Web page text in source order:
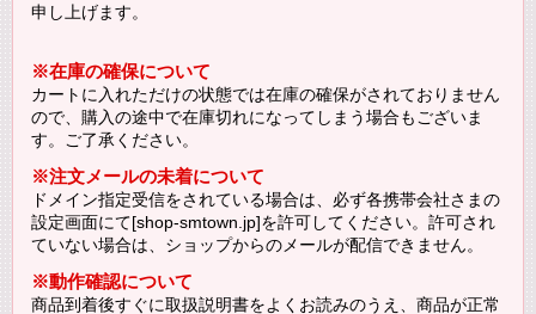
申し上げます。
※在庫の確保について
カートに入れただけの状態では在庫の確保がされておりません
ので、購入の途中で在庫切れになってしまう場合もございま
す。ご了承ください。
※注文メールの未着について
ドメイン指定受信をされている場合は、必ず各携帯会社さまの
設定画面にて[shop-smtown.jp]を許可してください。許可され
ていない場合は、ショップからのメールが配信できません。
※動作確認について
商品到着後すぐに取扱説明書をよくお読みのうえ、商品が正常